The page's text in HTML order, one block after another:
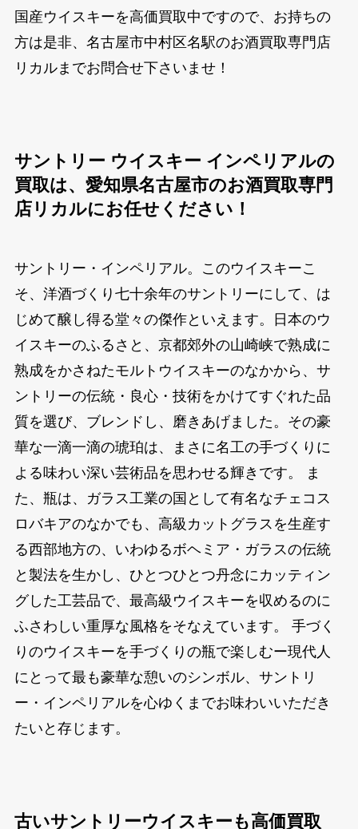
国産ウイスキーを高価買取中ですので、お持ちの
方は是非、名古屋市中村区名駅のお酒買取専門店
リカルまでお問合せ下さいませ！
サントリー ウイスキー インペリアルの
買取は、愛知県名古屋市のお酒買取専門
店リカルにお任せください！
サントリー・インペリアル。このウイスキーこ
そ、洋酒づくり七十余年のサントリーにして、は
じめて醸し得る堂々の傑作といえます。日本のウ
イスキーのふるさと、京都郊外の山崎峡で熟成に
熟成をかさねたモルトウイスキーのなかから、サ
ントリーの伝統・良心・技術をかけてすぐれた品
質を選び、ブレンドし、磨きあげました。その豪
華な一滴一滴の琥珀は、まさに名工の手づくりに
よる味わい深い芸術品を思わせる輝きです。 ま
た、瓶は、ガラス工業の国として有名なチェコス
ロバキアのなかでも、高級カットグラスを生産す
る西部地方の、いわゆるボヘミア・ガラスの伝統
と製法を生かし、ひとつひとつ丹念にカッティン
グした工芸品で、最高級ウイスキーを収めるのに
ふさわしい重厚な風格をそなえています。 手づく
りのウイスキーを手づくりの瓶で楽しむー現代人
にとって最も豪華な憩いのシンボル、サントリ
ー・インペリアルを心ゆくまでお味わいいただき
たいと存じます。
古いサントリーウイスキーも高価買取